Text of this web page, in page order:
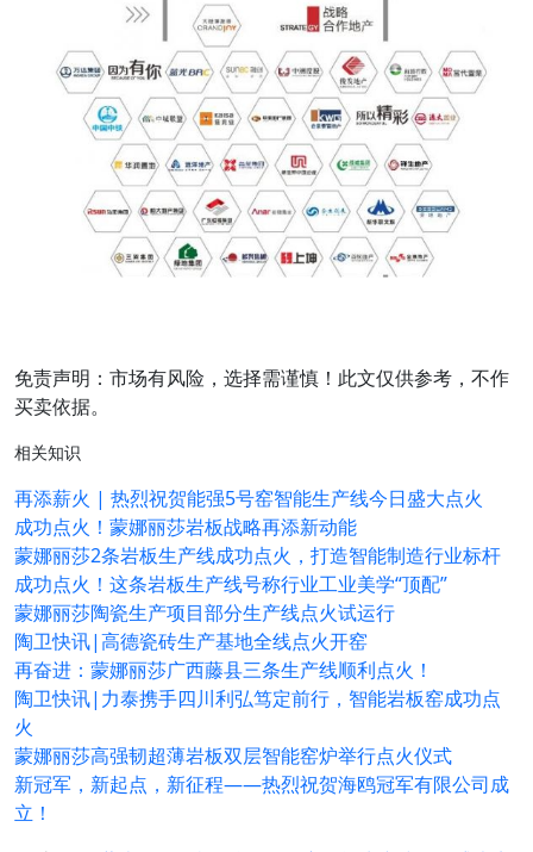
免责声明：市场有风险，选择需谨慎！此文仅供参考，不作
买卖依据。
相关知识
再添薪火 | 热烈祝贺能强5号窑智能生产线今日盛大点火
成功点火！蒙娜丽莎岩板战略再添新动能
蒙娜丽莎2条岩板生产线成功点火，打造智能制造行业标杆
成功点火！这条岩板生产线号称行业工业美学“顶配”
蒙娜丽莎陶瓷生产项目部分生产线点火试运行
陶卫快讯|高德瓷砖生产基地全线点火开窑
再奋进：蒙娜丽莎广西藤县三条生产线顺利点火！
陶卫快讯|力泰携手四川利弘笃定前行，智能岩板窑成功点
火
蒙娜丽莎高强韧超薄岩板双层智能窑炉举行点火仪式
新冠军，新起点，新征程——热烈祝贺海鸥冠军有限公司成
立！